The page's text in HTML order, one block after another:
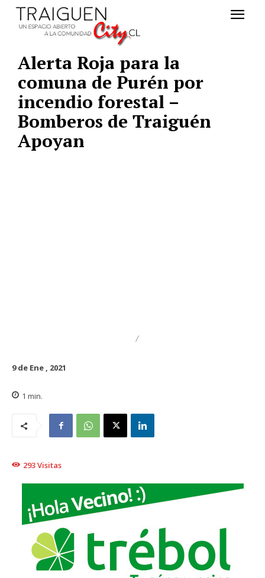
Alerta Roja para la
comuna de Purén por
incendio forestal –
Bomberos de Traiguén
Apoyan
9 de Ene , 2021
1 min.
293Visitas